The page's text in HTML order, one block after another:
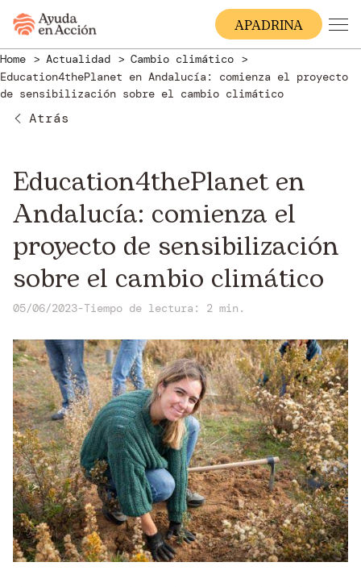
APADRINA
Home Actualidad
Cambio climático
Education4thePlanet en Andalucía: comienza el proyecto
de sensibilización sobre el cambio climático
Atrás
Education4thePlanet en
Andalucía: comienza el
proyecto de sensibilización
sobre el cambio climático
05/06/2023-Tiempo de lectura: 2 min.